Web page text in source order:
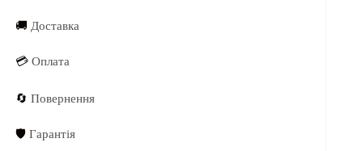
🚚 Доставка
💳Оплата
🔄Повернення
🛡️Гарантія